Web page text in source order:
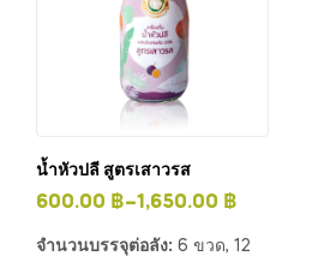
น้ำหัวปลี สูตรเสาวรส
600.00 ฿–1,650.00 ฿
จำนวนบรรจุต่อลัง: 6 ขวด, 12